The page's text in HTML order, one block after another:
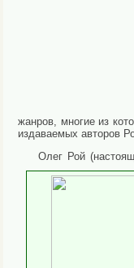
жанров, многие из
издаваемых авторов
Олег Рой